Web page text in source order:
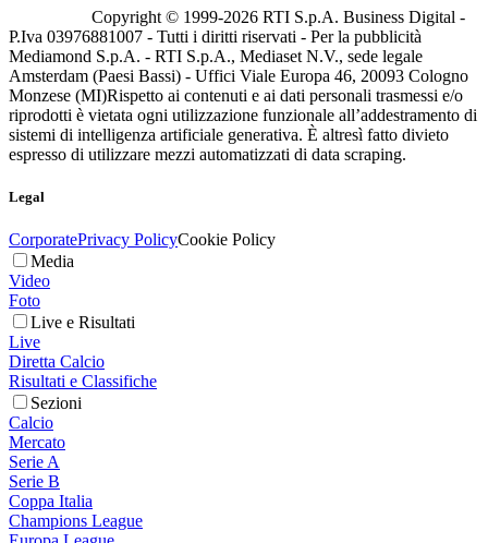
Copyright © 1999-2026 RTI S.p.A. Business Digital -
P.Iva 03976881007 - Tutti i diritti riservati - Per la pubblicità
Mediamond S.p.A. - RTI S.p.A., Mediaset N.V., sede legale
Amsterdam (Paesi Bassi) - Uffici Viale Europa 46, 20093 Cologno
Monzese (MI)Rispetto ai contenuti e ai dati personali trasmessi e/o
riprodotti è vietata ogni utilizzazione funzionale all’addestramento di
sistemi di intelligenza artificiale generativa. È altresì fatto divieto
espresso di utilizzare mezzi automatizzati di data scraping.
Legal
CorporatePrivacy PolicyCookie Policy
Media
Video
Foto
Live e Risultati
Live
Diretta Calcio
Risultati e Classifiche
Sezioni
Calcio
Mercato
Serie A
Serie B
Coppa Italia
Champions League